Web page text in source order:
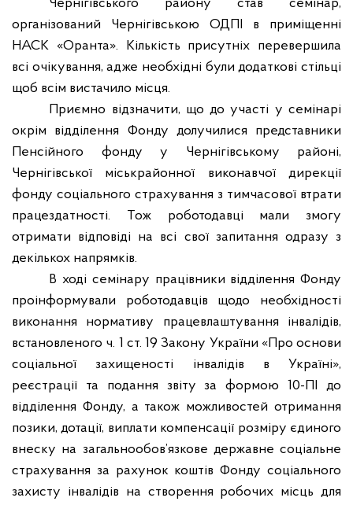
Чернігівського району став семінар,
організований Чернігівською ОДПІ в приміщенні
НАСК «Оранта». Кількість присутніх перевершила
всі очікування, адже необхідні були додаткові стільці
щоб всім вистачило місця.
Приємно відзначити, що до участі у семінарі
окрім відділення Фонду долучилися представники
Пенсійного фонду у Чернігівському районі,
Чернігівської міськрайонної виконавчої дирекції
фонду соціального страхування з тимчасової втрати
працездатності. Тож роботодавці мали змогу
отримати відповіді на всі свої запитання одразу з
декількох напрямків.
В ході семінару працівники відділення Фонду
проінформували роботодавців щодо необхідності
виконання нормативу працевлаштування інвалідів,
встановленого ч. 1 ст. 19 Закону України «Про основи
соціальної захищеності інвалідів в Україні»,
реєстрації та подання звіту за формою 10-ПІ до
відділення Фонду, а також можливостей отримання
позики, дотації, виплати компенсації розміру єдиного
внеску на загальнообов’язкове державне соціальне
страхування за рахунок коштів Фонду соціального
захисту інвалідів на створення робочих місць для